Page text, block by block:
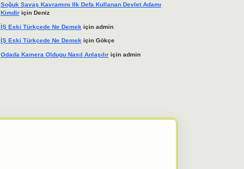
Soğuk Savaş Kavramını Ilk Defa Kullanan Devlet Adamı
Kimdiriçin Deniz
İŞ Eski Türkçede Ne Demek için admin
İŞ Eski Türkçede Ne Demek için Gökçe
Odada Kamera Oldugu Nasıl Anlaşılıriçin admin